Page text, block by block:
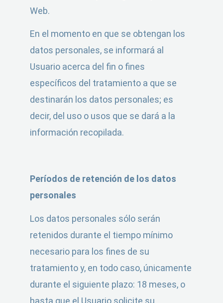
Web.
En el momento en que se obtengan los
datos personales, se informará al
Usuario acerca del fin o fines
específicos del tratamiento a que se
destinarán los datos personales; es
decir, del uso o usos que se dará a la
información recopilada.
Períodos de retención de los datos
personales
Los datos personales sólo serán
retenidos durante el tiempo mínimo
necesario para los fines de su
tratamiento y, en todo caso, únicamente
durante el siguiente plazo: 18 meses, o
hasta que el Usuario solicite su